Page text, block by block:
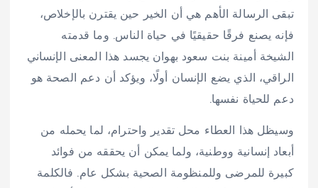
تبقى الرسالة الأهم هي أن الخير حين يقترن بالإخلاص،
فإنه يصنع فرقًا حقيقيًا في حياة الناس. وما قدمته
الشيخة أمينة بنت سعود بهوان يجسد هذا المعنى الإنساني
الراقي، الذي يضع الإنسان أولًا، ويؤكد أن دعم الصحة هو
دعم للحياة نفسها.
وسيظل هذا العطاء محل تقدير واحترام، لما يحمله من
أبعاد إنسانية ووطنية، ولما يمكن أن يحققه من فوائد
كبيرة للمرضى وللمنظومة الصحية بشكل عام. فالكلمة